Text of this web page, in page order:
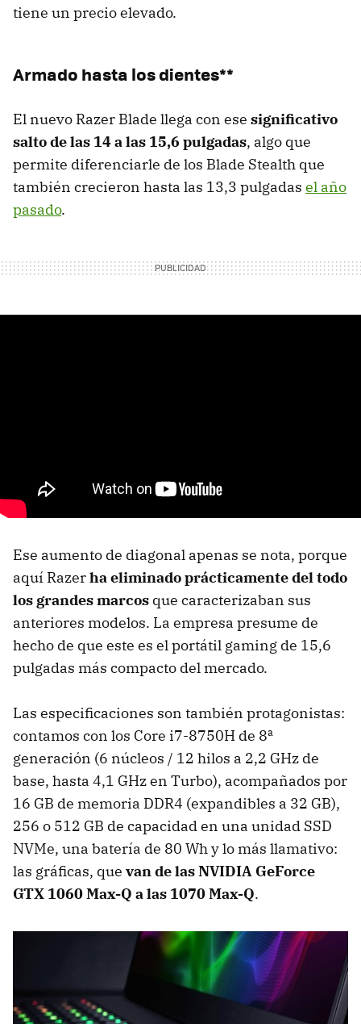
tiene un precio elevado.
Armado hasta los dientes**
El nuevo Razer Blade llega con ese significativo
salto de las 14 a las 15,6 pulgadas, algo que
permite diferenciarle de los Blade Stealth que
también crecieron hasta las 13,3 pulgadas el año
pasado.
Ese aumento de diagonal apenas se nota, porque
aquí Razerha eliminado prácticamente del todo
los grandes marcos que caracterizaban sus
anteriores modelos. La empresa presume de
hecho de que este es el portátil gaming de 15,6
pulgadas más compacto del mercado.
Las especificaciones son también protagonistas:
contamos con los Core i7-8750H de 8ª
generación (6 núcleos / 12 hilos a 2,2 GHz de
base, hasta 4,1 GHz en Turbo), acompañados por
16 GB de memoria DDR4 (expandibles a 32 GB),
256 o 512 GB de capacidad en una unidad SSD
NVMe, una batería de 80 Wh y lo más llamativo:
las gráficas, que van de las NVIDIA GeForce
GTX 1060 Max-Q a las 1070 Max-Q.